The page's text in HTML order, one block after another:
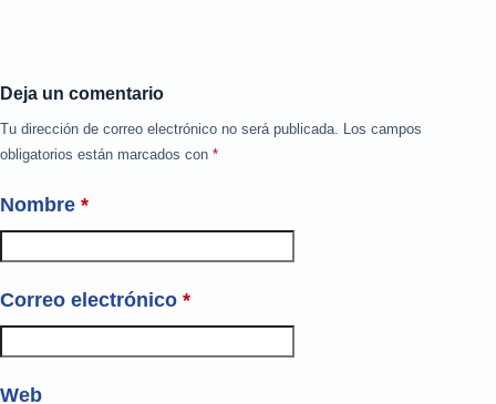
Deja un comentario
Tu dirección de correo electrónico no será publicada. Los campos
obligatorios están marcados con *
Nombre *
Correo electrónico *
Web